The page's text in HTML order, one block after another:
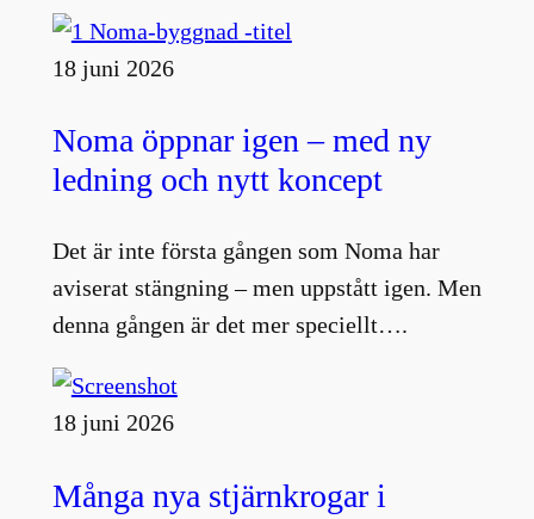
18 juni 2026
Noma öppnar igen – med ny
ledning och nytt koncept
Det är inte första gången som Noma har
aviserat stängning – men uppstått igen. Men
denna gången är det mer speciellt….
18 juni 2026
Många nya stjärnkrogar i